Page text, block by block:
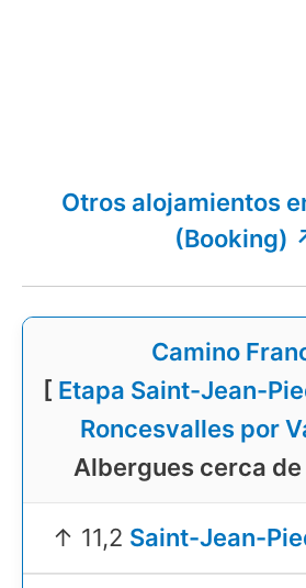
Otros alojamientos
(Booking)
Camino
[ Etapa Saint-Jean-
Roncesvalles por
Albergues cerca
↑ 11,2 Saint-Jean-